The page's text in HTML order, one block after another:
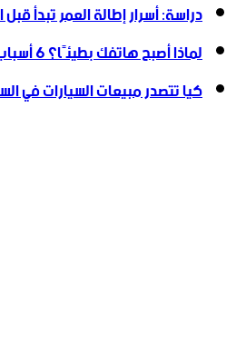
دراسة: أسرار إطالة العمر تبدأ قبل
لماذا أصبح هاتفك بطيئًا؟ 6 أسباب رئيسية و8 طرق فعالة لاستعادة سرعته
كيا تتصدر مبيعات السيارات في